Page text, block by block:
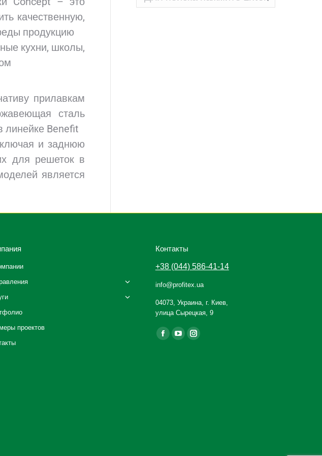
качественную,
продукцию
кухни, школы,
прилавкам
сталь
линейке Benefit
и заднюю
для решеток в
является
проектов
Контакты
+38 (044) 586-41-14
info@profitex.ua
04073, Украина, г. Киев,
улица Сырецкая, 9
Ищите нас:
Facebook
YouTubeInstagram